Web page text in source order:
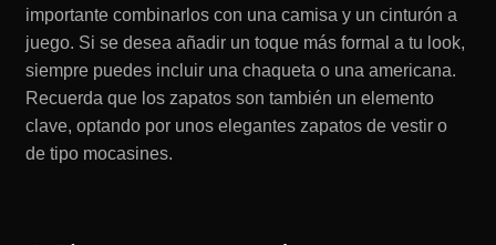
importante combinarlos con una camisa y un cinturón a
juego. Si se desea añadir un toque más formal a tu look,
siempre puedes incluir una chaqueta o una americana.
Recuerda que los zapatos son también un elemento
clave, optando por unos elegantes zapatos de vestir o
de tipo mocasines.